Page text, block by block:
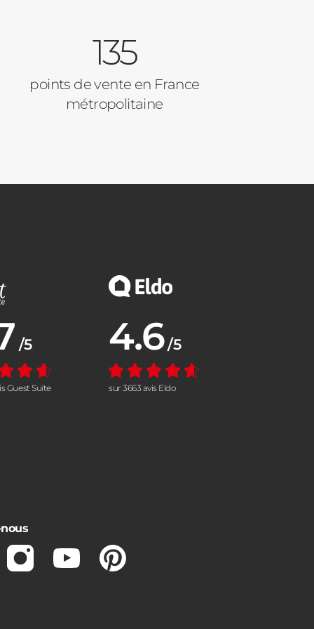
135
points de vente en France
métropolitaine
:
/5
Guest Suite
Note moyenne :
4.6 /5
sur 3663 avis Eldo
InstagramYoutubePinterest